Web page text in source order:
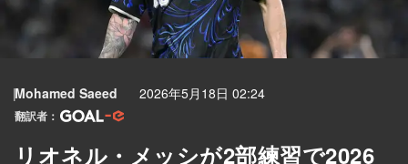
Mohamed Saeed 2026年5月18日 02:24
翻訳者：
リオネル・メッシが2部練習で2026